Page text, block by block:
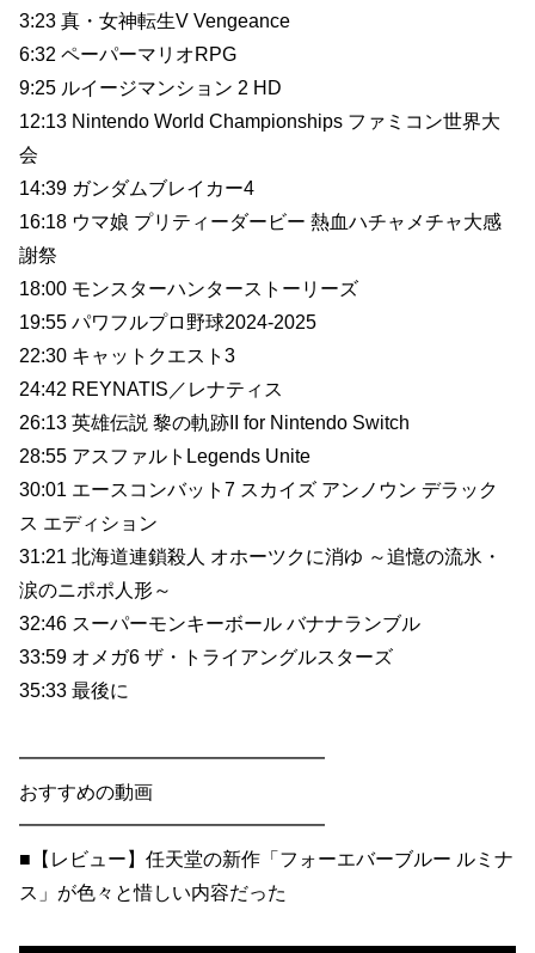
3:23 真・女神転生V Vengeance
6:32 ペーパーマリオRPG
9:25 ルイージマンション 2 HD
12:13 Nintendo World Championships ファミコン世界大
会
14:39 ガンダムブレイカー4
16:18 ウマ娘 プリティーダービー 熱血ハチャメチャ大感
謝祭
18:00 モンスターハンターストーリーズ
19:55 パワフルプロ野球2024-2025
22:30 キャットクエスト3
24:42 REYNATIS／レナティス
26:13 英雄伝説 黎の軌跡II for Nintendo Switch
28:55 アスファルトLegends Unite
30:01 エースコンバット7 スカイズ アンノウン デラック
ス エディション
31:21 北海道連鎖殺人 オホーツクに消ゆ ～追憶の流氷・
涙のニポポ人形～
32:46 スーパーモンキーボール バナナランブル
33:59 オメガ6 ザ・トライアングルスターズ
35:33 最後に
━━━━━━━━━━━━━━━━
おすすめの動画
━━━━━━━━━━━━━━━━
■【レビュー】任天堂の新作「フォーエバーブルー ルミナ
ス」が色々と惜しい内容だった